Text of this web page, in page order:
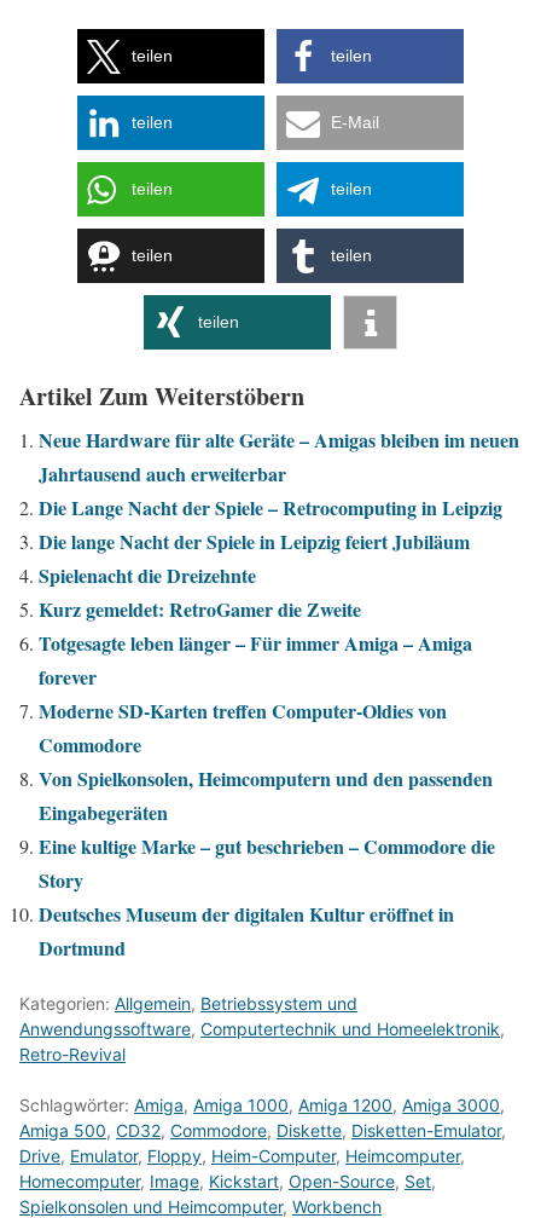
teilen teilen
teilen E-Mail
teilen teilen
teilen teilen
teilen
Artikel Zum Weiterstöbern
Neue Hardware für alte Geräte – Amigas bleiben im neuen
Jahrtausend auch erweiterbar
Die Lange Nacht der Spiele – Retrocomputing in Leipzig
Die lange Nacht der Spiele in Leipzig feiert Jubiläum
Spielenacht die Dreizehnte
Kurz gemeldet: RetroGamer die Zweite
Totgesagte leben länger – Für immer Amiga – Amiga
forever
Moderne SD-Karten treffen Computer-Oldies von
Commodore
Von Spielkonsolen, Heimcomputern und den passenden
Eingabegeräten
Eine kultige Marke – gut beschrieben – Commodore die
Story
Deutsches Museum der digitalen Kultur eröffnet in
Dortmund
Kategorien: Allgemein, Betriebssystem und
Anwendungssoftware, Computertechnik und Homeelektronik,
Retro-Revival
Schlagwörter: Amiga, Amiga 1000, Amiga 1200, Amiga 3000,
Amiga 500, CD32, Commodore, Diskette, Disketten-Emulator,
Drive, Emulator, Floppy, Heim-Computer, Heimcomputer,
Homecomputer, Image, Kickstart, Open-Source, Set,
Spielkonsolen und Heimcomputer, Workbench